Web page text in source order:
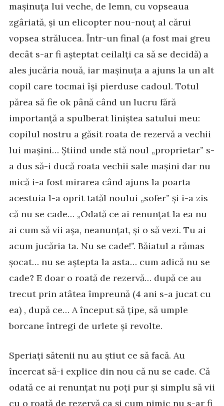
mașinuța lui veche, de lemn, cu vopseaua
zgâriată, și un elicopter nou-nouț al cărui
vopsea strălucea. Într-un final (a fost mai greu
decât s-ar fi așteptat ceilalți ca să se decidă) a
ales jucăria nouă, iar mașinuța a ajuns la un alt
copil care tocmai își pierduse cadoul. Totul
părea să fie ok până când un lucru fără
importanță a spulberat liniștea satului meu:
copilul nostru a găsit roata de rezervă a vechii
lui mașini… Știind unde stă noul „proprietar” s-
a dus să-i ducă roata vechii sale mașini dar nu
mică i-a fost mirarea când ajuns la poarta
acestuia l-a oprit tatăl noului „sofer” și i-a zis
că nu se cade… „Odată ce ai renunțat la ea nu
ai cum să vii așa, neanunțat, și o să vezi. Tu ai
acum jucăria ta. Nu se cade!”. Băiatul a rămas
șocat… nu se aștepta la asta… cum adică nu se
cade? E doar o roată de rezervă… după ce au
trecut prin atâtea împreună (4 ani s-a jucat cu
ea) , după ce… A început să țipe, să umple
borcane întregi de urlete și revolte.
Speriați sătenii nu au știut ce să facă. Au
încercat să-i explice din nou că nu se cade. Că
odată ce ai renunțat nu poți pur și simplu să vii
cu o roată de rezervă ca și cum nimic nu s-ar fi